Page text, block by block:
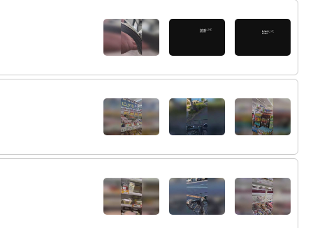
33:ただいまー
34:川崎ふれあいぱーく
35:
37:ケツ圧ｗ
配信を終了しました。